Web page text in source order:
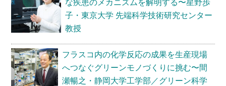
な疾患のメカニズムを解明する〜星野歩
子・東京大学 先端科学技術研究センター
教授
フラスコ内の化学反応の成果を生産現場
へつなぐグリーンモノづくりに挑む〜間
瀬暢之・静岡大学工学部／グリーン科学